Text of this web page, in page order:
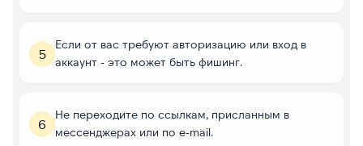
5
Если от вас требуют авторизацию или вход в
аккаунт - это может быть фишинг.
6
Не переходите по ссылкам, присланным в
мессенджерах или по e-mail.